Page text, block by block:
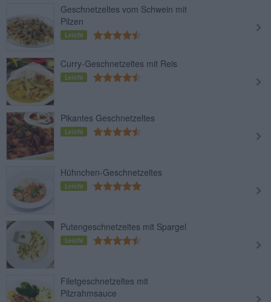
Geschnetzeltes vom Schwein mit
Pilzen
Leicht
Curry-Geschnetzeltes mit Reis
Leicht
Pikantes Geschnetzeltes
Leicht
Hühnchen-Geschnetzeltes
Leicht
Putengeschnetzeltes mit Spargel
Leicht
Filetgeschnetzeltes mit
Pilzrahmsauce